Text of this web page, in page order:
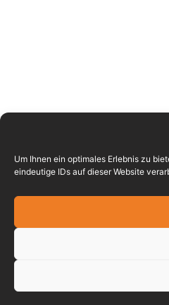
Um Ihnen ein optimales Erlebnis zu
eindeutige IDs auf dieser Website